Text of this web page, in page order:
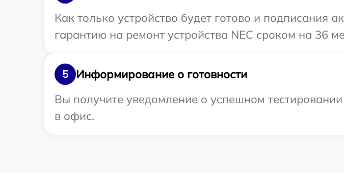
Как только устройство будет готово и
гарантию на ремонт устройства NEC сроком на 36
5
Информирование о готовности
Вы получите уведомление о успешном
в офис.